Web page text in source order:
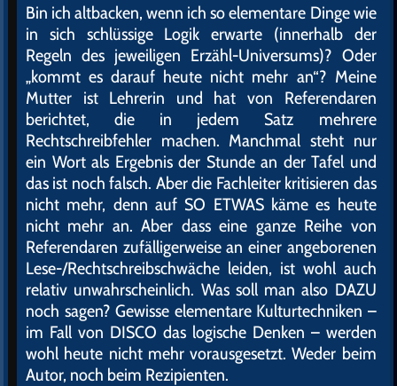
Bin ich altbacken, wenn ich so elementare Dinge wie
in sich schlüssige Logik erwarte (innerhalb der
Regeln des jeweiligen Erzähl-Universums)? Oder
„kommt es darauf heute nicht mehr an“? Meine
Mutter ist Lehrerin und hat von Referendaren
berichtet, die in jedem Satz mehrere
Rechtschreibfehler machen. Manchmal steht nur
ein Wort als Ergebnis der Stunde an der Tafel und
das ist noch falsch. Aber die Fachleiter kritisieren das
nicht mehr, denn auf SO ETWAS käme es heute
nicht mehr an. Aber dass eine ganze Reihe von
Referendaren zufälligerweise an einer angeborenen
Lese-/Rechtschreibschwäche leiden, ist wohl auch
relativ unwahrscheinlich. Was soll man also DAZU
noch sagen? Gewisse elementare Kulturtechniken –
im Fall von DISCO das logische Denken – werden
wohl heute nicht mehr vorausgesetzt. Weder beim
Autor, noch beim Rezipienten.